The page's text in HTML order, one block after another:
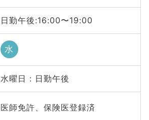
日勤午後:16:00〜19:00
水
水曜日 : 日勤午後
医師免許、保険医登録済